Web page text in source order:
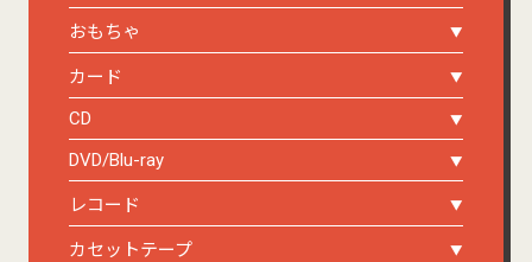
おもちゃ
カード
CD
DVD/Blu-ray
レコード
カセットテープ